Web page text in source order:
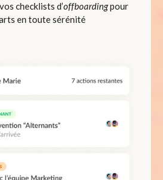
checklists d’offboardingpour
en toute sérénité